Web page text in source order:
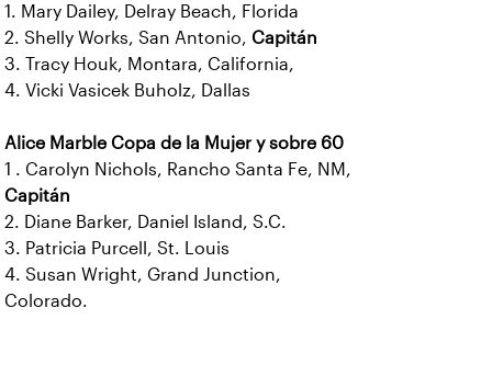
1. Mary Dailey, Delray Beach, Florida
2. Shelly Works, San Antonio, Capitán
3. Tracy Houk, Montara, California,
4. Vicki Vasicek Buholz, Dallas
Alice Marble Copa de la Mujer y sobre 60
1 . Carolyn Nichols, Rancho Santa Fe, NM,
Capitán
2. Diane Barker, Daniel Island, S.C.
3. Patricia Purcell, St. Louis
4. Susan Wright, Grand Junction,
Colorado.